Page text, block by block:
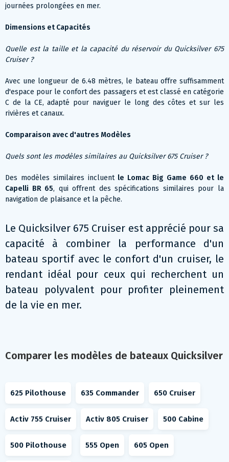
journées prolongées en mer.
Dimensions et Capacités
Quelle est la taille et la capacité du réservoir du Quicksilver 675
Cruiser ?
Avec une longueur de 6.48 mètres, le bateau offre suffisamment
d'espace pour le confort des passagers et est classé en catégorie
C de la CE, adapté pour naviguer le long des côtes et sur les
rivières et canaux.
Comparaison avec d'autres Modèles
Quels sont les modèles similaires au Quicksilver 675 Cruiser ?
Des modèles similaires incluentle Lomac Big Game 660 et le
Capelli BR 65, qui offrent des spécifications similaires pour la
navigation de plaisance et la pêche​.
Le Quicksilver 675 Cruiser est apprécié pour sa
capacité à combiner la performance d'un
bateau sportif avec le confort d'un cruiser, le
rendant idéal pour ceux qui recherchent un
bateau polyvalent pour profiter pleinement
de la vie en mer.
Comparer les modèles de bateaux Quicksilver
625 Pilothouse 635 Commander 650 Cruiser
Activ 755 Cruiser Activ 805 Cruiser 500 Cabine
500 Pilothouse 555 Open 605 Open